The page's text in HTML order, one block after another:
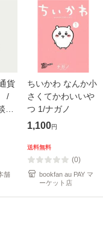
貨
/
送
舗
ちいかわ なんか小
さくてかわいいや
つ 1/ナガノ
1,100円
送料無料
(0)
bookfan au PAY マ
ーケット店